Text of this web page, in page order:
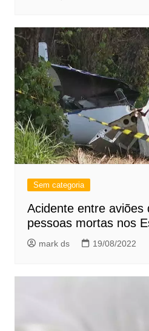
Sem categoria
Acidente entre aviões
pessoas mortas nos
mark ds 19/08/2022